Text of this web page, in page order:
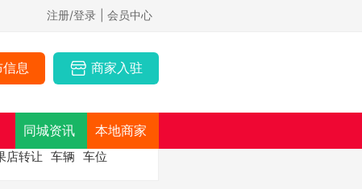
注册/登录 | 会员中心
息 商家入驻
同城资讯 本地商家
店转让 车辆 车位